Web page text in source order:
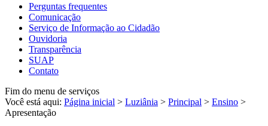
Perguntas frequentes
Comunicação
Serviço de Informação ao Cidadão
Ouvidoria
Transparência
SUAP
Contato
Fim do menu de serviços
Você está aqui: Página inicial > Luziânia > Principal > Ensino >
Apresentação